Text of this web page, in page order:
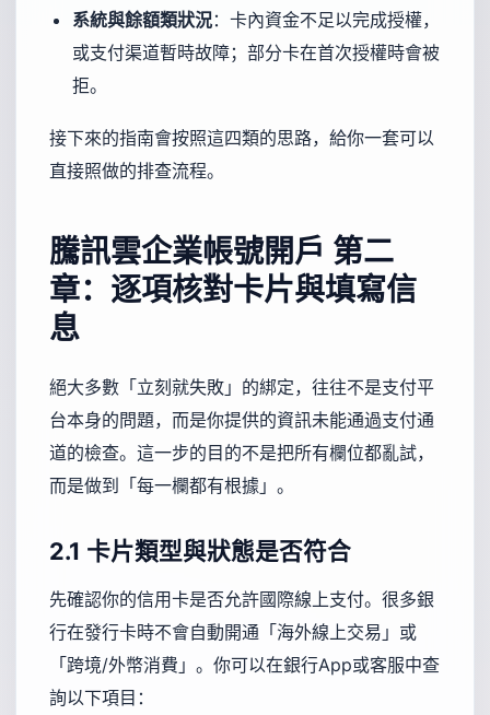
系統與餘額類狀況：卡內資金不足以完成授權，
或支付渠道暫時故障；部分卡在首次授權時會被
拒。
接下來的指南會按照這四類的思路，給你一套可以
直接照做的排查流程。
騰訊雲企業帳號開戶 第二
章：逐項核對卡片與填寫信
息
絕大多數「立刻就失敗」的綁定，往往不是支付平
台本身的問題，而是你提供的資訊未能通過支付通
道的檢查。這一步的目的不是把所有欄位都亂試，
而是做到「每一欄都有根據」。
2.1 卡片類型與狀態是否符合
先確認你的信用卡是否允許國際線上支付。很多銀
行在發行卡時不會自動開通「海外線上交易」或
「跨境/外幣消費」。你可以在銀行App或客服中查
詢以下項目：